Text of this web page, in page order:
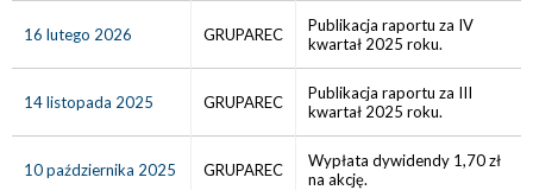
16 lutego 2026 GRUPAREC
Publikacja raportu za IV
kwartał 2025 roku.
14 listopada 2025 GRUPAREC
Publikacja raportu za III
kwartał 2025 roku.
10 października 2025 GRUPAREC
Wypłata dywidendy 1,70 zł
na akcję.